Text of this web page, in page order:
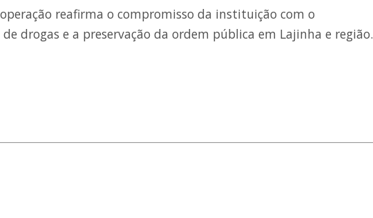
reafirma o compromisso da instituição com o
drogas e a preservação da ordem pública em Lajinha e região.